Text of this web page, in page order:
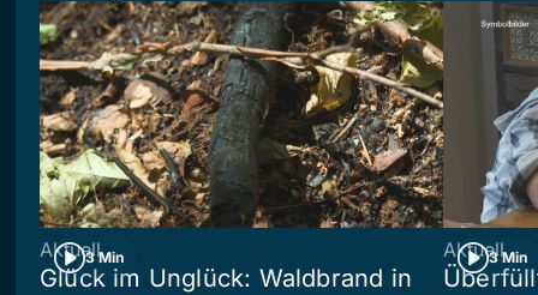
3 Min
Aktuell
Glück im Unglück: Waldbrand in
3 Min
Aktuell